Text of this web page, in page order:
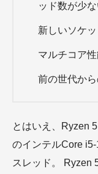
ッド数が少
新しいソケ
マルチコア
前の世代か
とはいえ、Ryzen
のインテルCore
スレッド。 Ryzen